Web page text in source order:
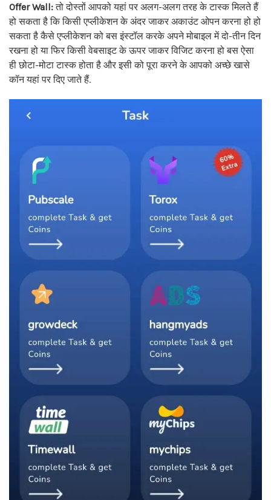
Offer Wall:तो दोस्तों आपको यहां पर अलग-अलग तरह के टास्क मिलते हैं
हो सकता है कि किसी एप्लीकेशन के अंदर जाकर अकाउंट ओपन करना हो हो
सकता है कैसे एप्लीकेशन को बस इंस्टॉल करके अपने मोबाइल में दो-तीन दिन
रखना हो या फिर किसी वेबसाइट के ऊपर जाकर विजिट करना हो बस ऐसा
ही छोटा-मोटा टास्क होता है और इसी को पूरा करने के आपको अच्छे खासे
कॉन यहां पर दिए जाते हैं.